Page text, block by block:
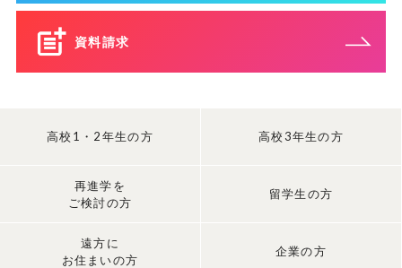
資料請求
高校1・2年生の方 高校3年生の方
再進学を
ご検討の方
留学生の方
遠方に
お住まいの方
企業の方